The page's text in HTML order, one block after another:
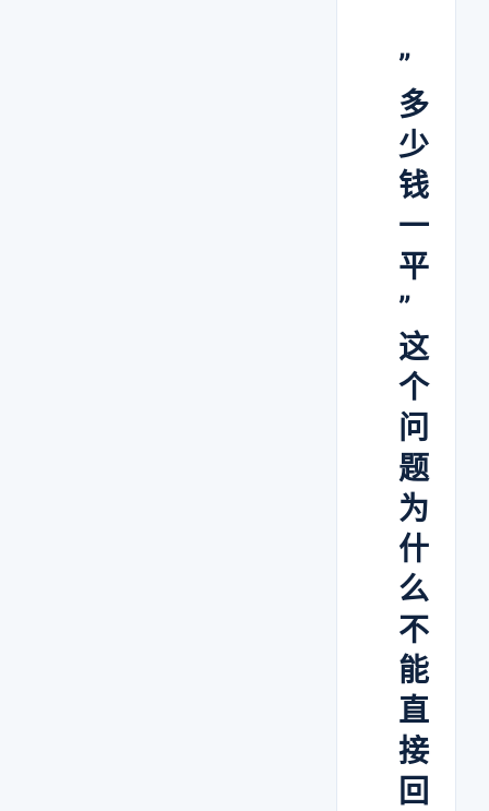
”
多
少
钱
一
平
”
这
个
问
题
为
什
么
不
能
直
接
回